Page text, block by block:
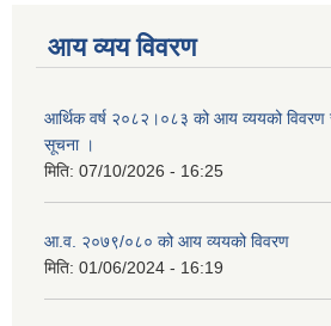
आय व्यय विवरण
आर्थिक वर्ष २०८२।०८३ को आय व्ययको विवरण
सूचना ।
मिति: 07/10/2026 - 16:25
आ.व. २०७९/०८० को आय व्ययको विवरण
मिति: 01/06/2024 - 16:19